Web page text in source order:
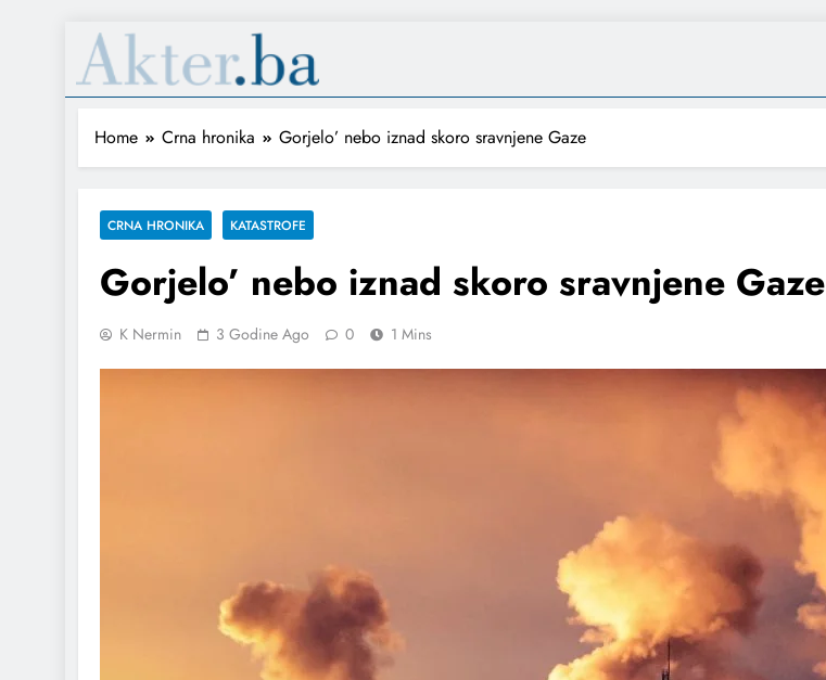
Home Crna hronika Gorjelo’ nebo iznad skoro sravnjene Gaze
CRNA HRONIKA KATASTROFE
Gorjelo’ nebo iznad skoro sravnjene Gaze
K Nermin 3 Godine Ago 0 1 Mins